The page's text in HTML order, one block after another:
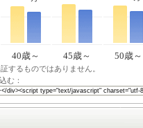
40歳～ 45歳～ 50歳～
するものではありません。
む：